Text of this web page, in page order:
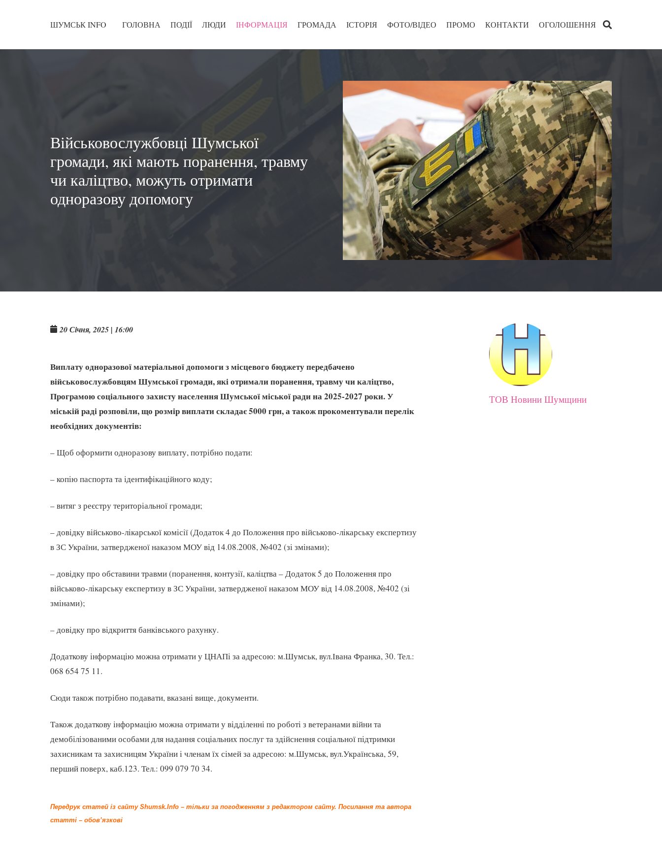
ШУМСЬК INFO ГОЛОВНА ПОДІЇ ЛЮДИ ІНФОРМАЦІЯ ГРОМАДА ІСТОРІЯ ФОТО/ВІДЕО ПРОМО КОНТАКТИ ОГОЛОШЕННЯ
Військовослужбовці Шумської
громади, які мають поранення, травму
чи каліцтво, можуть отримати
одноразову допомогу
20 Січня, 2025 | 16:00
Виплату одноразової матеріальної допомоги з місцевого бюджету передбачено
військовослужбовцям Шумської громади, які отримали поранення, травму чи каліцтво,
Програмою соціаль­ного захисту населення Шумської міської ради на 2025-2027 роки. У
міській раді розповіли, що розмір виплати складає 5000 грн, а також прокоментували перелік
необхідних документів:
– Щоб оформити одноразову виплату, потрібно подати:
– копію паспорта та ідентифікаційного коду;
– витяг з реєстру територіальної громади;
– довідку військово-лікар­ської комісії (Додаток 4 до Положення про військово-лікарську експертизу
в ЗС України, затвердженої наказом МОУ від 14.08.2008, №402 (зі змінами);
– довідку про обставини травми (поранення, контузії, каліцтва – Додаток 5 до Положення про
військово-лікарську експертизу в ЗС України, затвердженої наказом МОУ від 14.08.2008, №402 (зі
змінами);
– довідку про відкриття банківського рахунку.
Додаткову інформацію можна отримати у ЦНАПі за адресою: м.Шумськ, вул.Івана Франка, 30. Тел.:
068 654 75 11.
Сюди також потрібно подавати, вказані вище, документи.
Також додаткову інформацію можна отримати у відділенні по роботі з ветеранами війни та
демобілізованими особами для надання соціальних послуг та здійснення соціальної підтримки
захисникам та захисницям України і членам їх сімей за адресою: м.Шумськ, вул.Українська, 59,
перший поверх, каб.123. Тел.: 099 079 70 34.
Передрук статей із сайту Shumsk.Info – тільки за погодженням з редактором сайту. Посилання та автора
статті – обов’язкові
ТОВ Новини Шумщини